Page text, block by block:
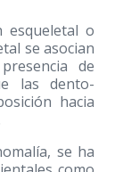
esqueletal o
se asocian
de
las dento-
hacia
se ha